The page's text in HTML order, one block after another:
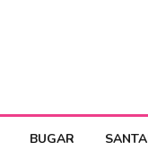
BUGAR